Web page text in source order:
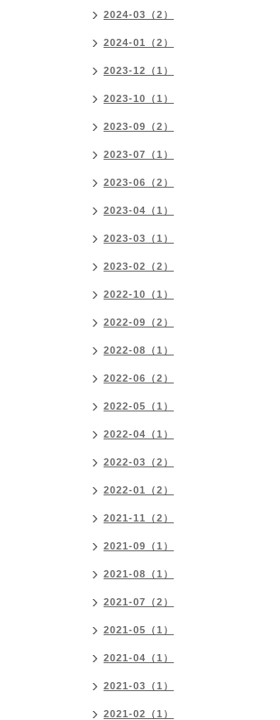
2024-03（2）
2024-01（2）
2023-12（1）
2023-10（1）
2023-09（2）
2023-07（1）
2023-06（2）
2023-04（1）
2023-03（1）
2023-02（2）
2022-10（1）
2022-09（2）
2022-08（1）
2022-06（2）
2022-05（1）
2022-04（1）
2022-03（2）
2022-01（2）
2021-11（2）
2021-09（1）
2021-08（1）
2021-07（2）
2021-05（1）
2021-04（1）
2021-03（1）
2021-02（1）